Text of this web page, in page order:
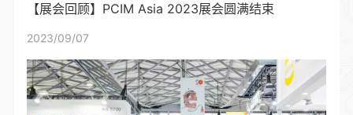
【展会回顾】PCIM Asia 2023展会圆满结束
2023/09/07